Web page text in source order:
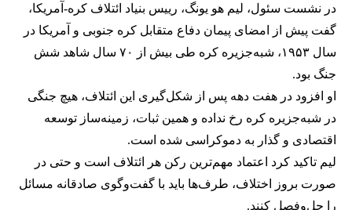
در نشست سئول، لیم هو یونگ، رییس بنیاد ائتلاف کره-آمریکا،
گفت پیش از امضای پیمان دفاع متقابل کره جنوبی و آمریکا در
سال ۱۹۵۳، شبه‌جزیره کره طی بیش از ۷۰ سال شاهد شش
جنگ بود.
او افزود در هفت دهه پس از شکل‌گیری این ائتلاف، هیچ جنگی
در شبه‌جزیره کره رخ نداده و همین ثبات، زمینه‌ساز توسعه
اقتصادی و گذار به دموکراسی شده است.
لیم تاکید کرد اعتماد مهم‌ترین رکن هر ائتلاف است و حتی در
صورت بروز اختلاف، طرف‌ها باید با گفت‌وگوی صادقانه مسائل
را حل‌وفصل کنند.